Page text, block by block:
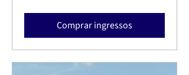
Comprar ingressos